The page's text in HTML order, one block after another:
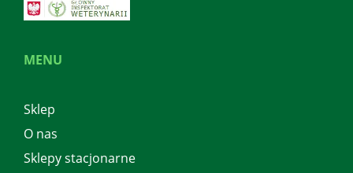
MENU
Sklep
O nas
Sklepy stacjonarne